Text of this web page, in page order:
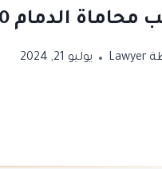
الدمام 0541500500
Lawyer يوليو 21, 2024